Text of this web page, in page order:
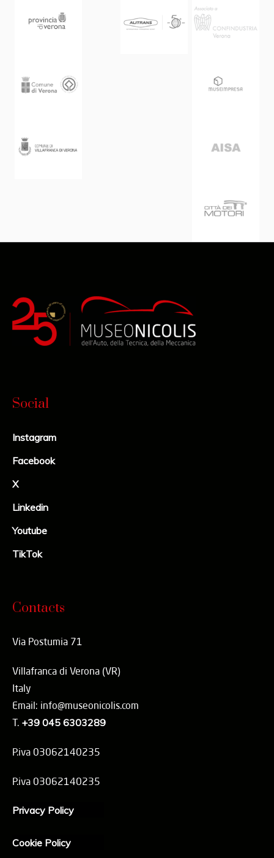
Social
Instagram
Facebook
X
Linkedin
Youtube
TikTok
Contacts
Via Postumia 71
Villafranca di Verona (VR)
Italy
Email: info@museonicolis.com
T. +39 045 6303289
P.iva 03062140235
P.iva 03062140235
Privacy Policy
Cookie Policy